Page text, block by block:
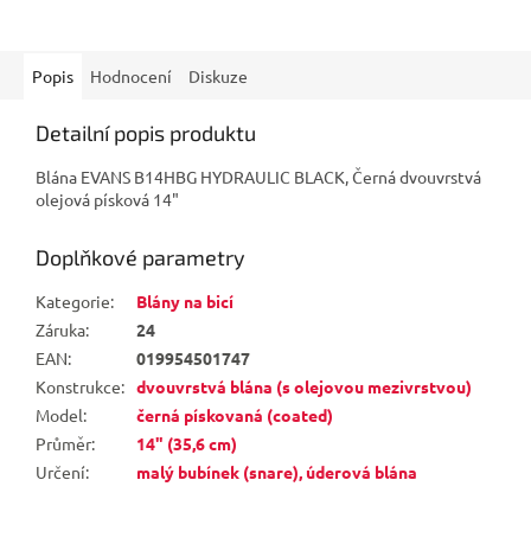
Popis Hodnocení Diskuze
Detailní popis produktu
Blána EVANS B14HBG HYDRAULIC BLACK, Černá dvouvrstvá
olejová písková 14"
Doplňkové parametry
Kategorie:
Blány na bicí
Záruka:
24
EAN:
019954501747
Konstrukce: dvouvrstvá blána (s olejovou mezivrstvou)
Model:
černá pískovaná (coated)
Průměr:
14" (35,6 cm)
Určení: malý bubínek (snare), úderová blána